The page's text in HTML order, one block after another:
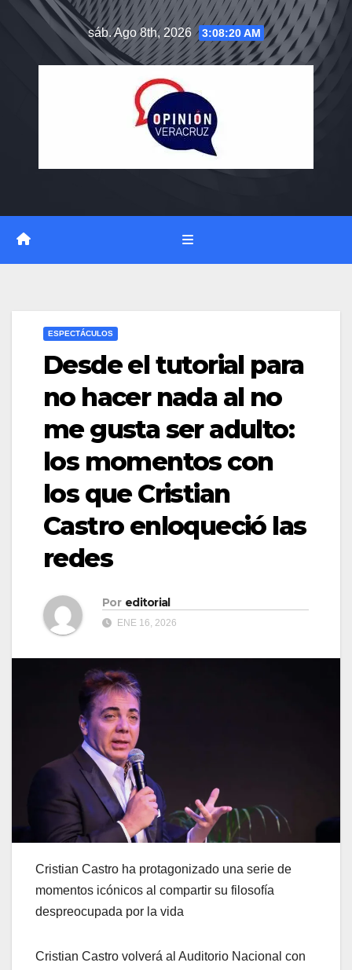
sáb. Ago 8th, 2026 3:08:21 AM
ESPECTÁCULOS
Desde el tutorial para
no hacer nada al no
me gusta ser adulto:
los momentos con
los que Cristian
Castro enloqueció las
redes
Por editorial
ENE 16, 2026
Cristian Castro ha protagonizado una serie de
momentos icónicos al compartir su filosofía
despreocupada por la vida
Cristian Castro volverá al Auditorio Nacional con